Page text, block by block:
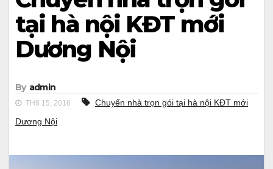
tại hà nội KĐT mới
Dương Nội
By admin
TH8 15, 2016
Chuyển nhà trọn gói tại hà nội KĐT mới
Dương Nội